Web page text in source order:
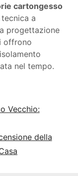
cartongesso
a
progettazione
offrono
nel tempo.
Vecchio:
della